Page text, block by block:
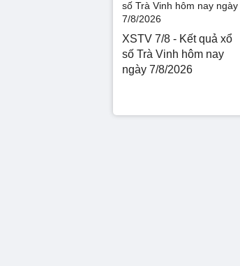
XSTV 7/8 - Kết quả xổ
số Trà Vinh hôm nay
ngày 7/8/2026